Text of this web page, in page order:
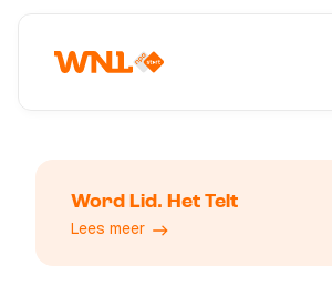
Word Lid. Het Telt
Lees meer